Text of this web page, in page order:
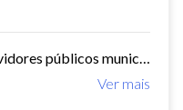
Ver mais